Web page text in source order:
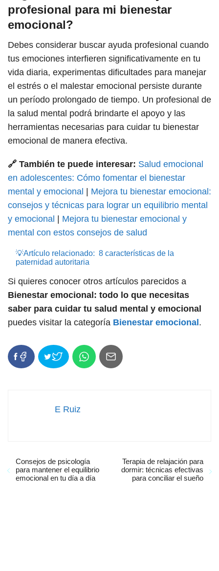
profesional para mi bienestar
emocional?
Debes considerar buscar ayuda profesional cuando
tus emociones interfieren significativamente en tu
vida diaria, experimentas dificultades para manejar
el estrés o el malestar emocional persiste durante
un período prolongado de tiempo. Un profesional de
la salud mental podrá brindarte el apoyo y las
herramientas necesarias para cuidar tu bienestar
emocional de manera efectiva.
🔗 También te puede interesar: Salud emocional
en adolescentes: Cómo fomentar el bienestar
mental y emocional
Mejora tu bienestar emocional:
consejos y técnicas para lograr un equilibrio mental
y emocional
Mejora tu bienestar emocional y
mental con estos consejos de salud
💡Artículo relacionado: 8 características de la
paternidad autoritaria
Si quieres conocer otros artículos parecidos a
Bienestar emocional: todo lo que necesitas
saber para cuidar tu salud mental y emocional
puedes visitar la categoría Bienestar emocional .
E Ruiz
Consejos de psicología
para mantener el equilibrio
emocional en tu día a día
Terapia de relajación para
dormir: técnicas efectivas
para conciliar el sueño